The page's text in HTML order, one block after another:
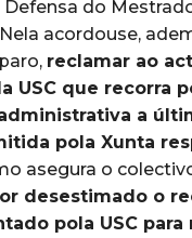
do
acordouse,
reclamar ao
USC que recorra
a
pola Xunta
asegura o
desestimado o
pola USC para